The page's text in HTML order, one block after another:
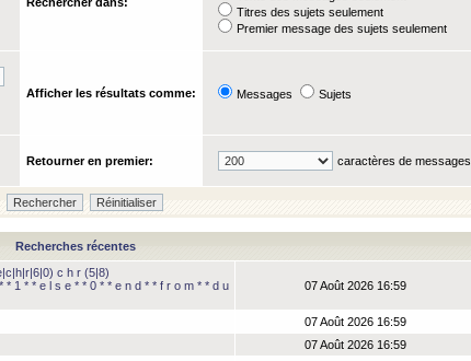
Titres des sujets seulement
Premier message des sujets seulement
Afficher les résultats comme: Messages Sujets
Retourner en premier: caractères de messages
Recherches récentes
c h r (5|8)
1 * * e l s e * * 0 * * e n d * * f r o m * * d u
07 Août 2026 16:59
07 Août 2026 16:59
07 Août 2026 16:59